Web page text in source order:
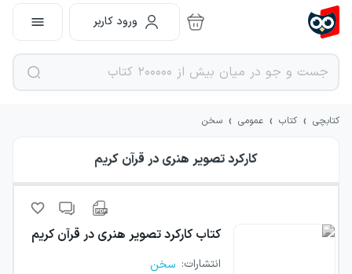
ورود کاربر
کتابچی › کتاب › عمومی › سخن
کارکرد تصویر هنری در قرآن کریم
کتاب کارکرد تصویر هنری در قرآن کریم
انتشارات: سخن